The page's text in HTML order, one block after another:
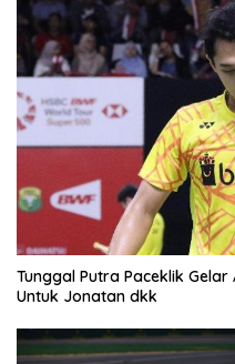
Tunggal Putra Paceklik Gelar
Untuk Jonatan dkk